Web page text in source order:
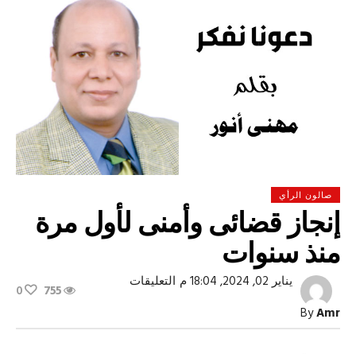
صالون الرأي
إنجاز قضائى وأمنى لأول مرة
منذ سنوات
ByAmr
يناير 02, 2024, 18:04 م التعليقاتعلى
لأول
755
0